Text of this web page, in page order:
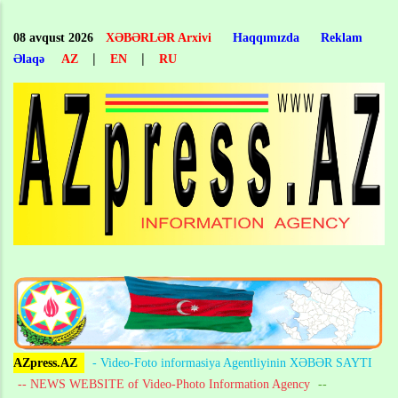
main
content
08 avqust 2026 XƏBƏRLƏR Arxivi Haqqımızda
Reklam
Əlaqə
AZ | EN | RU
AZpress.AZ
- Video-Foto informasiya Agentliyinin XƏBƏR SAYTI
-- NEWS WEBSITE of Video-Photo Information Agency --